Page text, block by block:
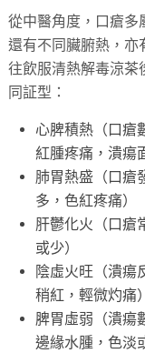
從中醫角度，口瘡多
還有不同臟腑熱，亦
往飲服清熱解毒涼茶
同証型：
心脾積熱（口瘡
紅腫疼痛，潰瘍
肺胃熱盛（口瘡
多，色紅疼痛）
肝鬱化火（口瘡
或少）
陰虛火旺（潰瘍
稍紅，輕微灼痛）
脾胃虛弱（潰瘍
邊緣水腫，色淡